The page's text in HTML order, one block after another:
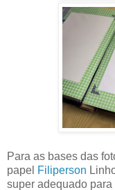
Para as bases das
papel Filiperson
super adequado